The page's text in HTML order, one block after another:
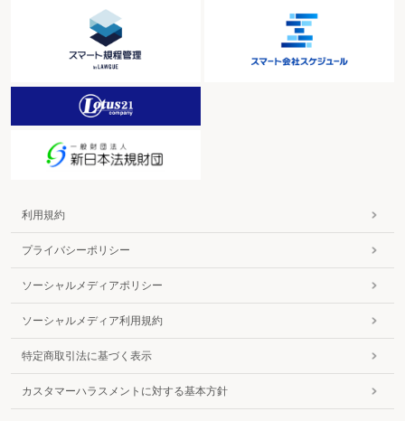
利用規約
プライバシーポリシー
ソーシャルメディアポリシー
ソーシャルメディア利用規約
特定商取引法に基づく表示
カスタマーハラスメントに対する基本方針